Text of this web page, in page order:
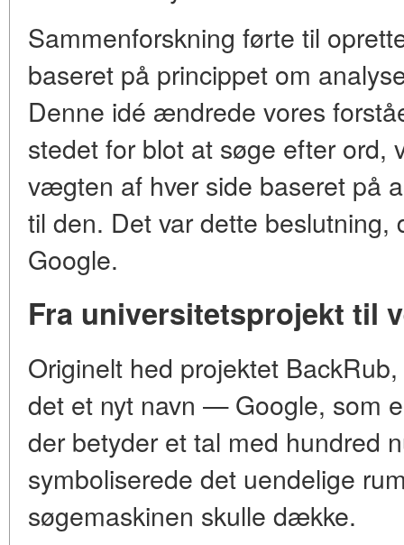
Sammenforskning førte til
baseret på princippet om
Denne idé ændrede vores
stedet for blot at søge efter ord,
vægten af hver side baseret på
til den. Det var dette beslutning,
Google.
Fra universitetsprojekt til
Originelt hed projektet
det et nyt navn — Google, som
der betyder et tal med hundred
symboliserede det uendelige
søgemaskinen skulle dække.